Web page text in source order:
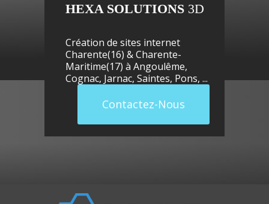
Maguy -
HEXA SOLUTIONS 3D
Création de sites internet
Charente(16) & Charente-
Maritime(17) à Angoulême,
Cognac, Jarnac, Saintes, Pons, ...
Contactez-Nous